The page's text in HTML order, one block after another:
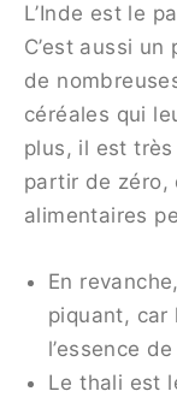
L’Inde est le
C’est aussi
de
céréales qui
plus, il est
partir de zéro,
alimentaires
En
piquant, car
l’essence
Le thali est